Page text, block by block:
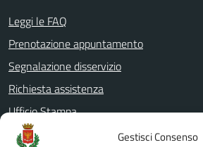
Gestisci Consenso
Leggi le FAQ
Prenotazione appuntamento
Segnalazione disservizio
Richiesta assistenza
Ufficio Stampa
Amministrazione Trasparente